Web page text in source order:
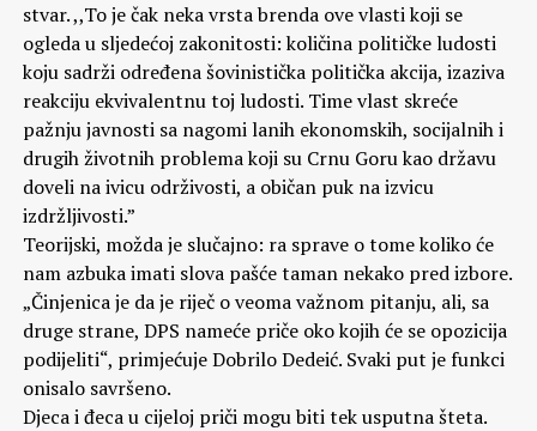
stvar. ,,To je čak neka vrsta brenda ove vlasti koji se
ogleda u sljedećoj zakonitosti: količina političke ludosti
koju sadrži određena šovinistička politička akcija, izaziva
reakciju ekvivalentnu toj ludosti. Time vlast skreće
pažnju javnosti sa nagomi lanih ekonomskih, socijalnih i
drugih životnih problema koji su Crnu Goru kao državu
doveli na ivicu održivosti, a običan puk na izvicu
izdržljivosti.”
Teorijski, možda je slučajno: ra sprave o tome koliko će
nam azbuka imati slova pašće taman nekako pred izbore.
„Činjenica je da je riječ o veoma važnom pitanju, ali, sa
druge strane, DPS nameće priče oko kojih će se opozicija
podijeliti“, primjećuje Dobrilo Dedeić. Svaki put je funkci
onisalo savršeno.
Djeca i đeca u cijeloj priči mogu biti tek usputna šteta.